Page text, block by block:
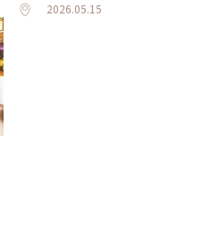
2026.05.15